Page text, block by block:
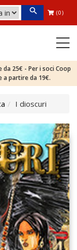
(0)
25€ - Per i soci Coop
partire da 19€.
I dioscuri